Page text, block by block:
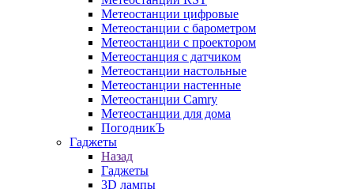
Метеостанции цифровые
Метеостанции с барометром
Метеостанции с проектором
Метеостанция с датчиком
Метеостанции настольные
Метеостанции настенные
Метеостанции Camry
Метеостанции для дома
ПогодникЪ
Гаджеты
Назад
Гаджеты
3D лампы